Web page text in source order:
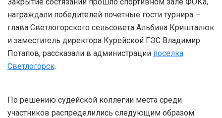
награждали победителей почетные гости турнира –
глава Светлогорского сельсовета Альбина Кришталюк
и заместитель директора Курейской ГЭС Владимир
Потапов, рассказали в администрации поселка
Светлогорск.
По решению судейской коллегии места среди
участников распределились следующим образом.